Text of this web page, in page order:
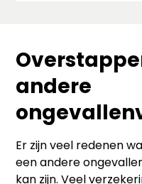
andere
Er zijn veel redenen
een andere
kan zijn. Veel